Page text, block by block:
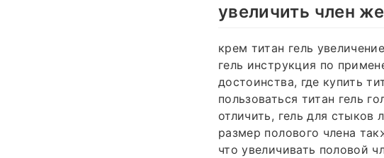
увеличить член
крем титан гель
гель инструкция по
достоинства, где купить
пользоваться титан гель
отличить, гель для стыков
размер полового члена
что увеличивать половой